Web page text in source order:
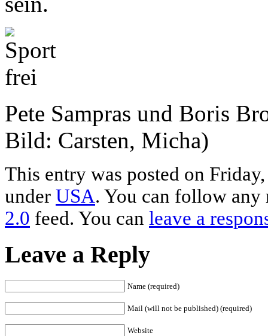
Pete Sampras und Boris
Bild: Carsten, Micha)
This entry was posted on
under USA. You can follow any
2.0 feed. You can leave a
Leave a Reply
Name (required)
Mail (will not be published) (required)
Website